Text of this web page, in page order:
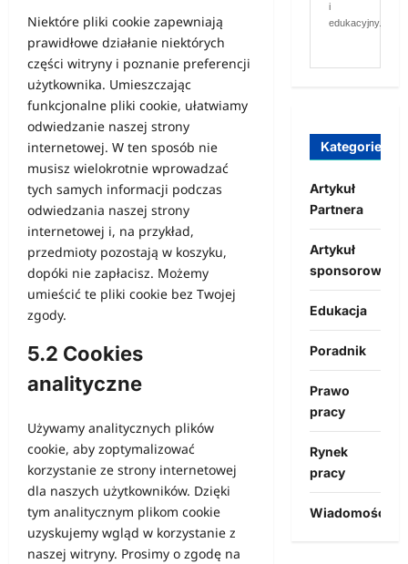
Niektóre pliki cookie zapewniają
prawidłowe działanie niektórych
części witryny i poznanie preferencji
użytkownika. Umieszczając
funkcjonalne pliki cookie, ułatwiamy
odwiedzanie naszej strony
internetowej. W ten sposób nie
musisz wielokrotnie wprowadzać
tych samych informacji podczas
odwiedzania naszej strony
internetowej i, na przykład,
przedmioty pozostają w koszyku,
dopóki nie zapłacisz. Możemy
umieścić te pliki cookie bez Twojej
zgody.
5.2 Cookies
analityczne
Używamy analitycznych plików
cookie, aby zoptymalizować
korzystanie ze strony internetowej
dla naszych użytkowników. Dzięki
tym analitycznym plikom cookie
uzyskujemy wgląd w korzystanie z
naszej witryny. Prosimy o zgodę na
i
edukacyjny.
Kategorie
Artykuł
Partnera
Artykuł
sponsorowany
Edukacja
Poradnik
Prawo
pracy
Rynek
pracy
Wiadomości